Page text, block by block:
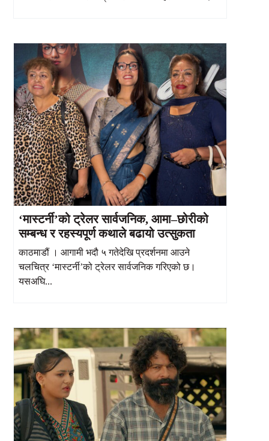
‘मास्टर्नी’को ट्रेलर सार्वजनिक, आमा–छोरीको
सम्बन्ध र रहस्यपूर्ण कथाले बढायो उत्सुकता
काठमाडौं । आगामी भदौ ५ गतेदेखि प्रदर्शनमा आउने
चलचित्र ‘मास्टर्नी’को ट्रेलर सार्वजनिक गरिएको छ।
यसअघि...